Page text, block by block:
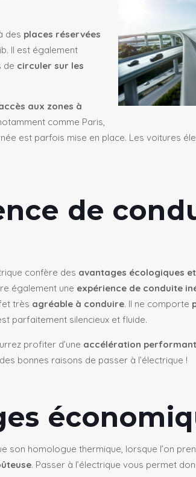
des places réservées
Il est également
de circuler sur les
aux zones à
comme Paris,
est parfois mise en place. Les voitures
de
confère des avantages écologiques
également une expérience de conduite
très agréable à conduire. Il ne comporte
parfaitement silencieux et fluide.
profiter d’une accélération
bonnes raisons de passer à l’électrique !
son homologue thermique, lorsque l’on
. Passer à l’électrique vous permet